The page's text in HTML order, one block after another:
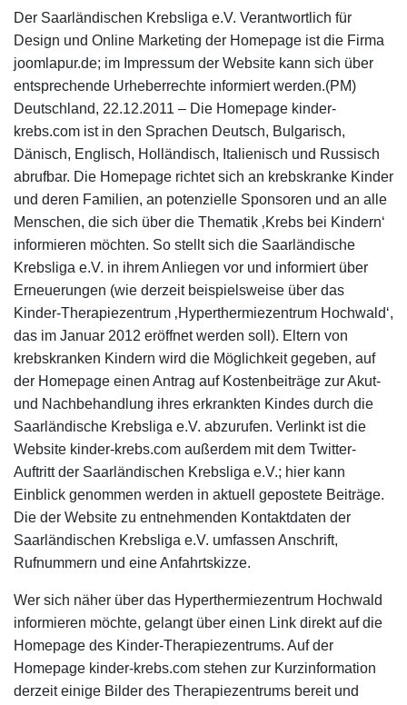
Der Saarländischen Krebsliga e.V. Verantwortlich für
Design und Online Marketing der Homepage ist die Firma
joomlapur.de; im Impressum der Website kann sich über
entsprechende Urheberrechte informiert werden.(PM)
Deutschland, 22.12.2011 – Die Homepage kinder-
krebs.com ist in den Sprachen Deutsch, Bulgarisch,
Dänisch, Englisch, Holländisch, Italienisch und Russisch
abrufbar. Die Homepage richtet sich an krebskranke Kinder
und deren Familien, an potenzielle Sponsoren und an alle
Menschen, die sich über die Thematik ‚Krebs bei Kindern‘
informieren möchten. So stellt sich die Saarländische
Krebsliga e.V. in ihrem Anliegen vor und informiert über
Erneuerungen (wie derzeit beispielsweise über das
Kinder-Therapiezentrum ‚Hyperthermiezentrum Hochwald‘,
das im Januar 2012 eröffnet werden soll). Eltern von
krebskranken Kindern wird die Möglichkeit gegeben, auf
der Homepage einen Antrag auf Kostenbeiträge zur Akut-
und Nachbehandlung ihres erkrankten Kindes durch die
Saarländische Krebsliga e.V. abzurufen. Verlinkt ist die
Website kinder-krebs.com außerdem mit dem Twitter-
Auftritt der Saarländischen Krebsliga e.V.; hier kann
Einblick genommen werden in aktuell gepostete Beiträge.
Die der Website zu entnehmenden Kontaktdaten der
Saarländischen Krebsliga e.V. umfassen Anschrift,
Rufnummern und eine Anfahrtskizze.
Wer sich näher über das Hyperthermiezentrum Hochwald
informieren möchte, gelangt über einen Link direkt auf die
Homepage des Kinder-Therapiezentrums. Auf der
Homepage kinder-krebs.com stehen zur Kurzinformation
derzeit einige Bilder des Therapiezentrums bereit und